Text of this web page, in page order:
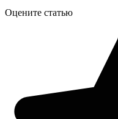
Оцените статью